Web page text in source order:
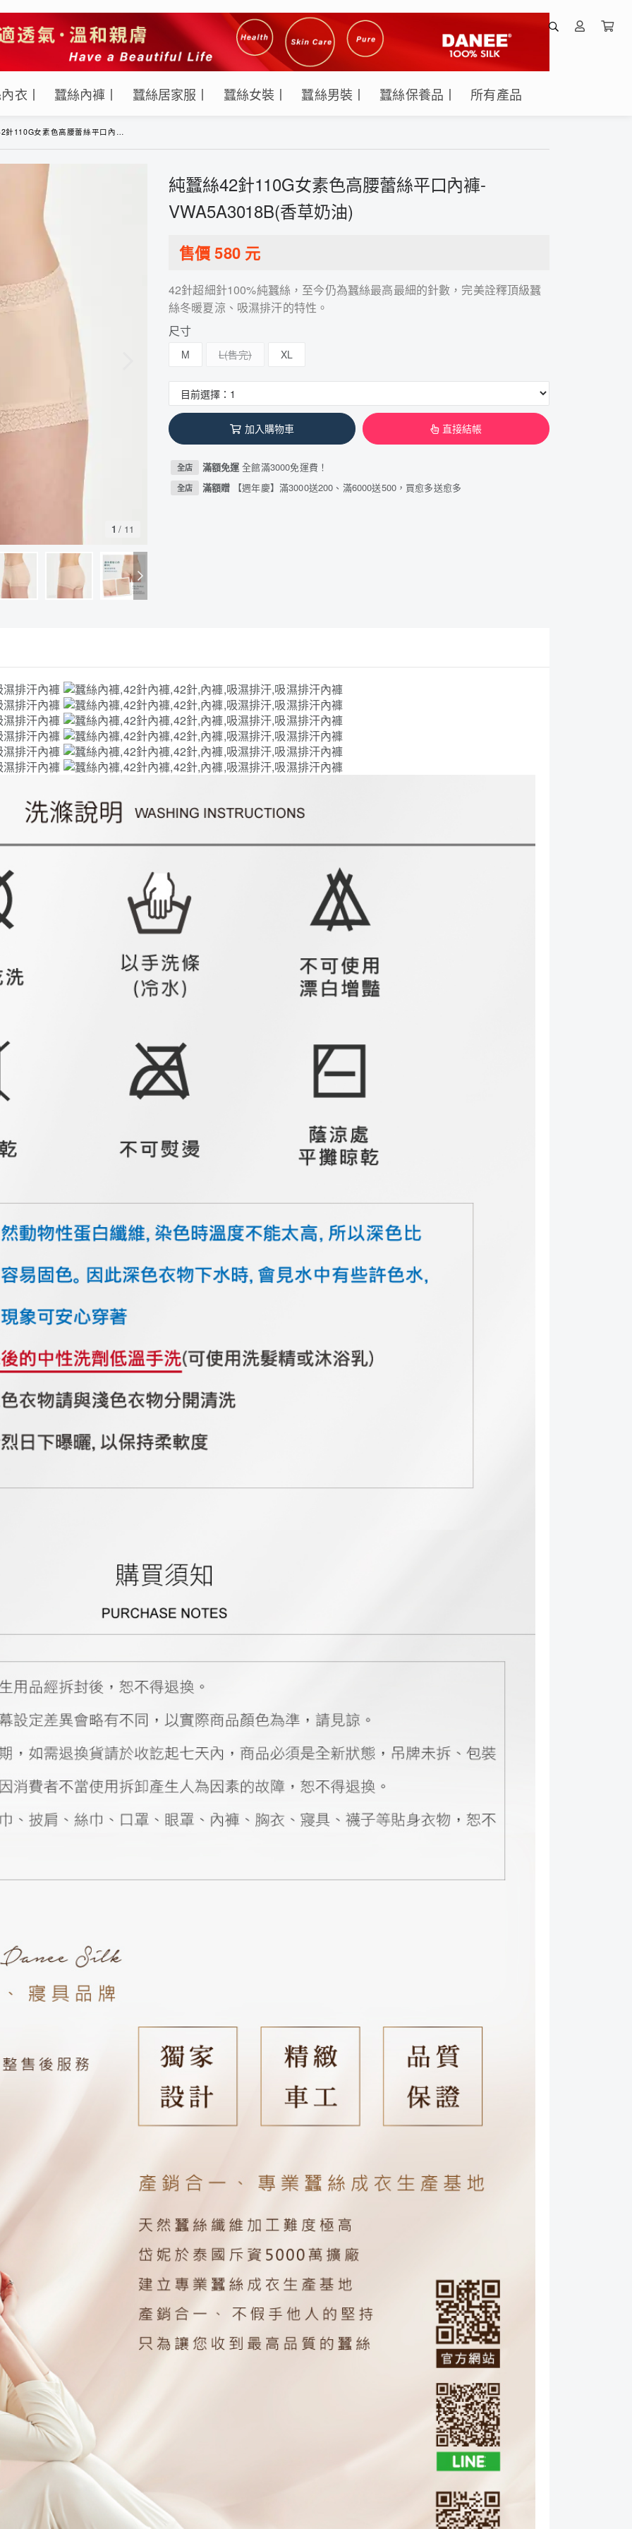
衣丨 蠶絲內褲丨 蠶絲居家服丨 蠶絲女裝丨 蠶絲男裝丨 蠶絲保養品丨 所有產品
女素色高腰蕾絲平口內褲-VWA5A3018B(香草奶油)
1 / 11
純蠶絲42針110G女素色高腰蕾絲平口內褲-
VWA5A3018B(香草奶油)
售價580元
42針超細針100%純蠶絲，至今仍為蠶絲最高最細的針數，完美詮釋頂級蠶
絲冬暖夏涼、吸濕排汗的特性。
尺寸
M L XL
加入購物車 直接結帳
全店 滿額免運全館滿3000免運費！
全店 滿額贈 【週年慶】滿3000送200、滿6000送500，買愈多送愈多